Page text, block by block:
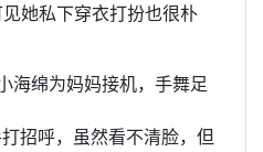
她私下穿衣打扮也很朴
招呼，虽然看不清脸，但